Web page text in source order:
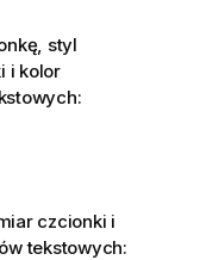
styl
i kolor
czcionki i
tekstowych: